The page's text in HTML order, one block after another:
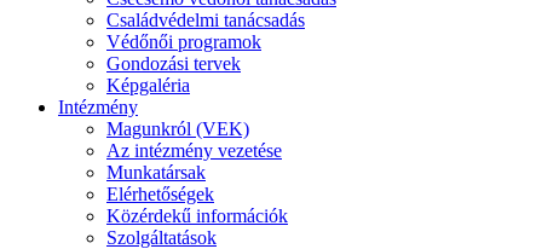
Családvédelmi tanácsadás
Védőnői programok
Gondozási tervek
Képgaléria
Intézmény
Magunkról (VEK)
Az intézmény vezetése
Munkatársak
Elérhetőségek
Közérdekű információk
Szolgáltatások